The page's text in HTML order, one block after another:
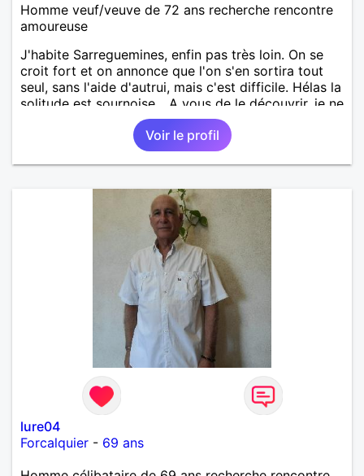
Homme veuf/veuve de 72 ans recherche rencontre
amoureuse
J'habite Sarreguemines, enfin pas très loin. On se
croit fort et on annonce que l'on s'en sortira tout
seul, sans l'aide d'autrui, mais c'est difficile. Hélas la
solitude est sournoise... A vous de le découvrir, je ne
serais peut-être pas objectif. Rencontrer pour
débuter, partager ensuite si le "feeling" se présente.
Voir le profil
lure04
Forcalquier - 69 ans